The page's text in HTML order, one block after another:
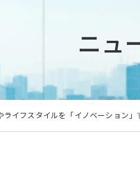
ニュ
ライフスタイルを「イノベーション